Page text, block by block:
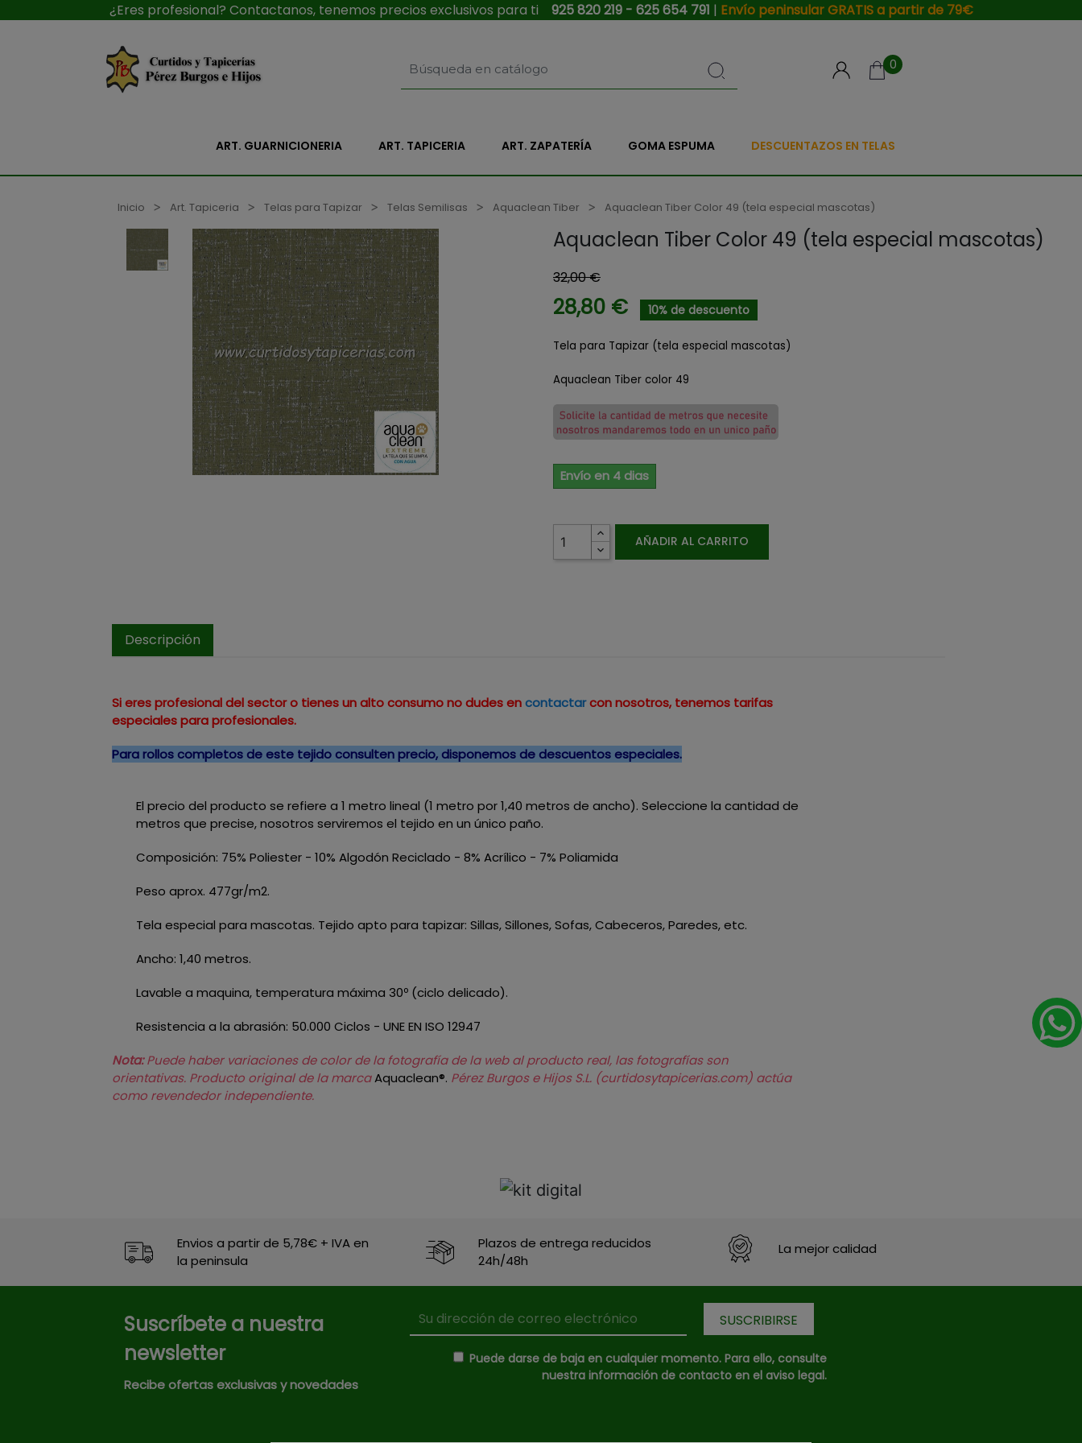
¿Eres profesional? Contactanos, tenemos precios exclusivos para ti 925 820 219 - 625 654 791 | Envío peninsular GRATIS a partir de 79€
0
ART. GUARNICIONERIA ART. TAPICERIA ART. ZAPATERÍA GOMA ESPUMA DESCUENTAZOS EN TELAS
Inicio Art. Tapiceria Telas para Tapizar Telas Semilisas Aquaclean Tiber Aquaclean Tiber Color 49 (tela especial mascotas)
Aquaclean Tiber Color 49 (tela especial mascotas)
32,00 €
28,80 € 10% de descuento
Tela para Tapizar (tela especial mascotas)
Aquaclean Tiber color 49
Envío en 4 dias
AÑADIR AL CARRITO
Descripción
Si eres profesional del sector o tienes un alto consumo no dudes encontactarcon nosotros, tenemos tarifas
especiales para profesionales.
Para rollos completos de este tejido consulten precio, disponemos de descuentos especiales.
El precio del producto se refiere a 1 metro lineal (1 metro por 1,40 metros de ancho). Seleccione la cantidad de
metros que precise, nosotros serviremos el tejido en un único paño.
Composición: 75% Poliester - 10% Algodón Reciclado - 8% Acrílico - 7% Poliamida
Peso aprox. 477gr/m2.
Tela especial para mascotas. Tejido apto para tapizar: Sillas, Sillones, Sofas, Cabeceros, Paredes, etc.
Ancho: 1,40 metros.
Lavable a maquina, temperatura máxima 30º (ciclo delicado).
Resistencia a la abrasión: 50.000 Ciclos - UNE EN ISO 12947
Nota:Puede haber variaciones de color de la fotografía de la web al producto real, las fotografías son
orientativas. Producto original de la marcaAquaclean®. Pérez Burgos e Hijos S.L. (curtidosytapicerias.com) actúa
como revendedor independiente.
Envios a partir de 5,78€ + IVA en
la peninsula
Plazos de entrega reducidos
24h/48h
La mejor calidad
Suscríbete a nuestra
newsletter
Recibe ofertas exclusivas y novedades
Puede darse de baja en cualquier momento. Para ello, consulte
nuestra información de contacto en el aviso legal.